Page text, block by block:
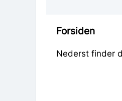
Forsiden
Nederst finder